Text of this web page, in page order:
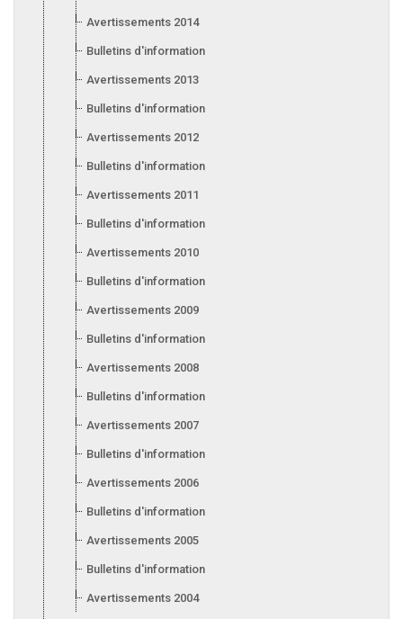
Avertissements 2014
Bulletins d'information 2014
Avertissements 2013
Bulletins d'information 2013
Avertissements 2012
Bulletins d'information 2012
Avertissements 2011
Bulletins d'information 2011
Avertissements 2010
Bulletins d'information 2010
Avertissements 2009
Bulletins d'information 2009
Avertissements 2008
Bulletins d'information 2008
Avertissements 2007
Bulletins d'information 2007
Avertissements 2006
Bulletins d'information 2006
Avertissements 2005
Bulletins d'information 2005
Avertissements 2004